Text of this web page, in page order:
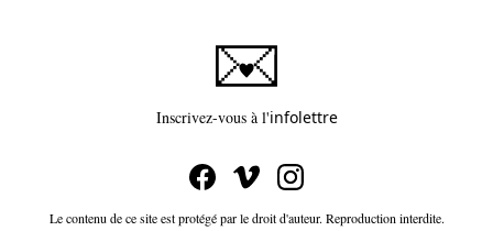
Inscrivez-vous à l'infolettreCe lien s'ouvrira dans
Le contenu de ce site est protégé par le droit d'auteur. Reproduction interdite.